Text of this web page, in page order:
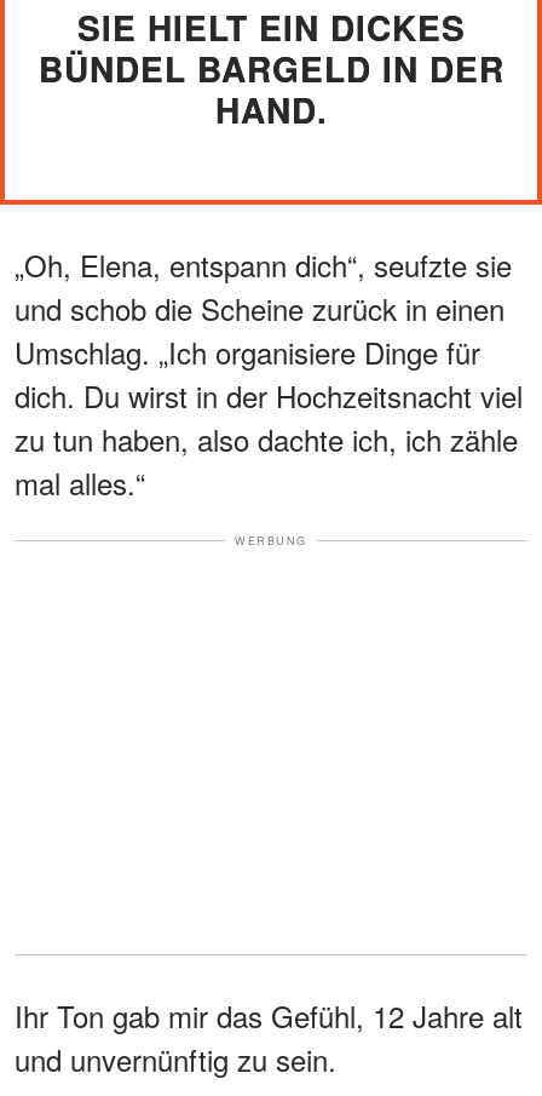
SIE HIELT EIN DICKES
BÜNDEL BARGELD IN DER
HAND.
„Oh, Elena, entspann dich“, seufzte sie
und schob die Scheine zurück in einen
Umschlag. „Ich organisiere Dinge für
dich. Du wirst in der Hochzeitsnacht viel
zu tun haben, also dachte ich, ich zähle
mal alles.“
WERBUNG
Ihr Ton gab mir das Gefühl, 12 Jahre alt
und unvernünftig zu sein.